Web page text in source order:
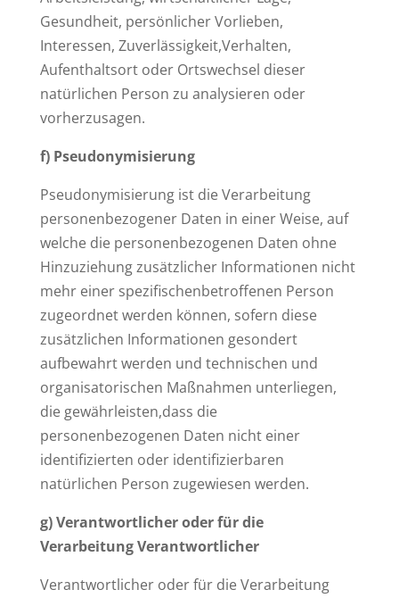
Gesundheit, persönlicher Vorlieben,
Interessen, Zuverlässigkeit,Verhalten,
Aufenthaltsort oder Ortswechsel dieser
natürlichen Person zu analysieren oder
vorherzusagen.
f) Pseudonymisierung
Pseudonymisierung ist die Verarbeitung
personenbezogener Daten in einer Weise, auf
welche die personenbezogenen Daten ohne
Hinzuziehung zusätzlicher Informationen nicht
mehr einer spezifischenbetroffenen Person
zugeordnet werden können, sofern diese
zusätzlichen Informationen gesondert
aufbewahrt werden und technischen und
organisatorischen Maßnahmen unterliegen,
die gewährleisten,dass die
personenbezogenen Daten nicht einer
identifizierten oder identifizierbaren
natürlichen Person zugewiesen werden.
g) Verantwortlicher oder für die
Verarbeitung Verantwortlicher
Verantwortlicher oder für die Verarbeitung